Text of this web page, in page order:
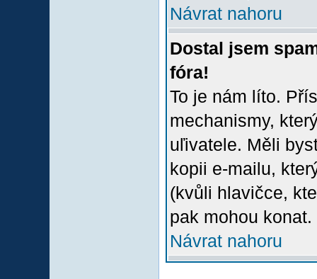
Návrat nahoru
Dostal jsem
fóra!
To je nám líto.
mechanismy,
uľivatele. Měli
kopii e-mailu,
(kvůli hlavičce,
pak mohou konat.
Návrat nahoru